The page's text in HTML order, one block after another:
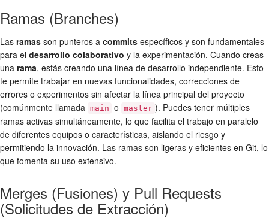
Ramas (Branches)
Las ramas son punteros a commits específicos y son fundamentales
para el desarrollo colaborativo y la experimentación. Cuando creas
una rama, estás creando una línea de desarrollo independiente. Esto
te permite trabajar en nuevas funcionalidades, correcciones de
errores o experimentos sin afectar la línea principal del proyecto
(comúnmente llamada main o master ). Puedes tener múltiples
ramas activas simultáneamente, lo que facilita el trabajo en paralelo
de diferentes equipos o características, aislando el riesgo y
permitiendo la innovación. Las ramas son ligeras y eficientes en Git, lo
que fomenta su uso extensivo.
Merges (Fusiones) y Pull Requests
(Solicitudes de Extracción)